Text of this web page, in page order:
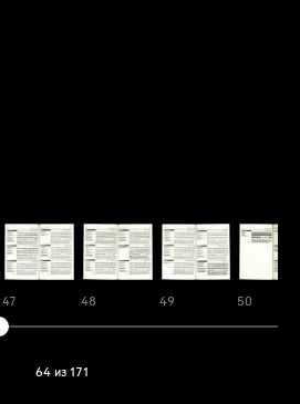
47 48 49 50
64 из 171